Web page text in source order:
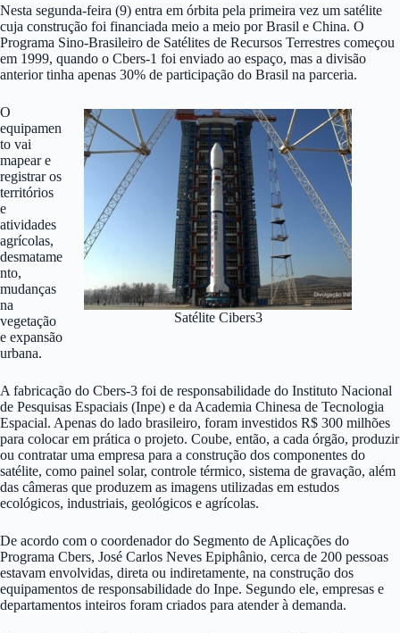
Nesta segunda-feira (9) entra em órbita pela primeira vez um satélite
cuja construção foi financiada meio a meio por Brasil e China. O
Programa Sino-Brasileiro de Satélites de Recursos Terrestres começou
em 1999, quando o Cbers-1 foi enviado ao espaço, mas a divisão
anterior tinha apenas 30% de participação do Brasil na parceria.
Satélite Cibers3
O
equipamen
to vai
mapear e
registrar os
territórios
e
atividades
agrícolas,
desmatame
nto,
mudanças
na
vegetação
e expansão
urbana.
A fabricação do Cbers-3 foi de responsabilidade do Instituto Nacional
de Pesquisas Espaciais (Inpe) e da Academia Chinesa de Tecnologia
Espacial. Apenas do lado brasileiro, foram investidos R$ 300 milhões
para colocar em prática o projeto. Coube, então, a cada órgão, produzir
ou contratar uma empresa para a construção dos componentes do
satélite, como painel solar, controle térmico, sistema de gravação, além
das câmeras que produzem as imagens utilizadas em estudos
ecológicos, industriais, geológicos e agrícolas.
De acordo com o coordenador do Segmento de Aplicações do
Programa Cbers, José Carlos Neves Epiphânio, cerca de 200 pessoas
estavam envolvidas, direta ou indiretamente, na construção dos
equipamentos de responsabilidade do Inpe. Segundo ele, empresas e
departamentos inteiros foram criados para atender à demanda.